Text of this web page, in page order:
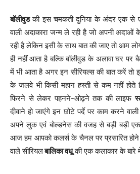
बॉलीवुडकी इस चमकती दुनिया के अंदर एक से
वाली अदाकारा जन्म ले रही है जो अपनी अदाओं
रही है लेकिन इसी के साथ बात की जाए तो आम
ही नहीं आता है बल्कि बॉलीवुड के अलावा घर
में भी आता है अगर इन सीरियल्स की बात करें तो
के जलवे भी किसी महान हस्ती से कम नहीं
फिरने से लेकर पहनने-ओढ़ने तक की लाइफ
दीवाने हो जाएंगे इन छोटे पर्दे पर काम करने
अपने लुक एवं बोल्डनेस की वजह से बड़ी बड़ी
आज हम आपको कलर्स के चैनल पर प्रसारित होने
वाले सीरियलबालिका वधूकी एक कलाकार के बारे